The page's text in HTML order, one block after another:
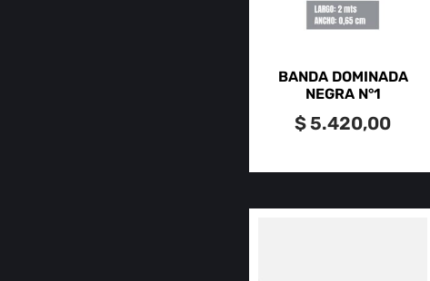
BANDA DOMINADA
NEGRA N°1
$5.420,00